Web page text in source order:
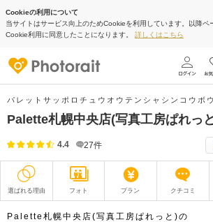
Cookieの利用について
当サイトはサービス向上のためCookieを利用しています。以降ペ
Cookie利用に同意したことになります。 詳しくはこちら
パレットサッポロチュウオウテンシャシンコウボ
Palette札幌中央店(写真工房ぱれっ
4.4 27件
選ばれる理由 フォト プラン クチコミ
撮影レポート
Palette札幌中央店(写真工房ぱれっと)の